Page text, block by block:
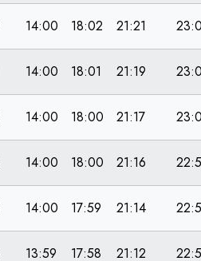
14:00 18:02 21:21
14:00 18:01 21:19
14:00 18:00 21:17
14:00 18:00 21:16
14:00 17:59 21:14
13:59 17:58 21:12